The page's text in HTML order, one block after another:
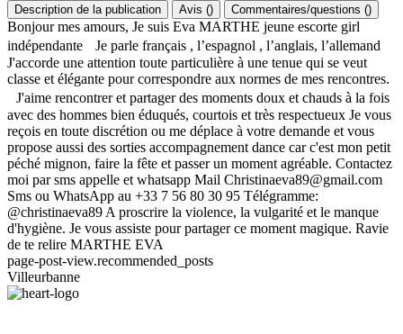
Description de la publication Avis () Commentaires/questions ()
Bonjour mes amours, Je suis Eva MARTHE jeune escorte girl
indépendante Je parle français , l’espagnol , l’anglais, l’allemand
J'accorde une attention toute particulière à une tenue qui se veut
classe et élégante pour correspondre aux normes de mes rencontres.
J'aime rencontrer et partager des moments doux et chauds à la fois
avec des hommes bien éduqués, courtois et très respectueux Je vous
reçois en toute discrétion ou me déplace à votre demande et vous
propose aussi des sorties accompagnement dance car c'est mon petit
péché mignon, faire la fête et passer un moment agréable. Contactez
moi par sms appelle et whatsapp Mail Christinaeva89@gmail.com
Sms ou WhatsApp au +33 7 56 80 30 95 Télégramme:
@christinaeva89 A proscrire la violence, la vulgarité et le manque
d'hygiène. Je vous assiste pour partager ce moment magique. Ravie
de te relire MARTHE EVA
page-post-view.recommended_posts
Villeurbanne